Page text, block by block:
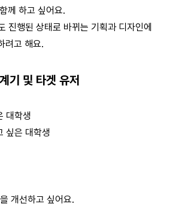
께 하고 싶어요.
진행된 상태로 바뀌는 기획과 디자인에
려고 해요.
기 및 타겟 유저
대학생
싶은 대학생
개선하고 싶어요.